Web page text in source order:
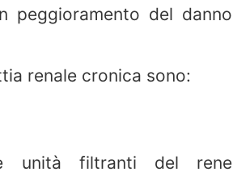
peggioramento del danno
renale cronica sono:
unità filtranti del rene